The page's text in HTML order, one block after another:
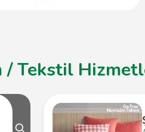
/ Tekstil